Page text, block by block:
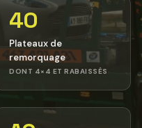
40
Plateaux de
remorquage
DONT 4×4 ET RABAISSÉS